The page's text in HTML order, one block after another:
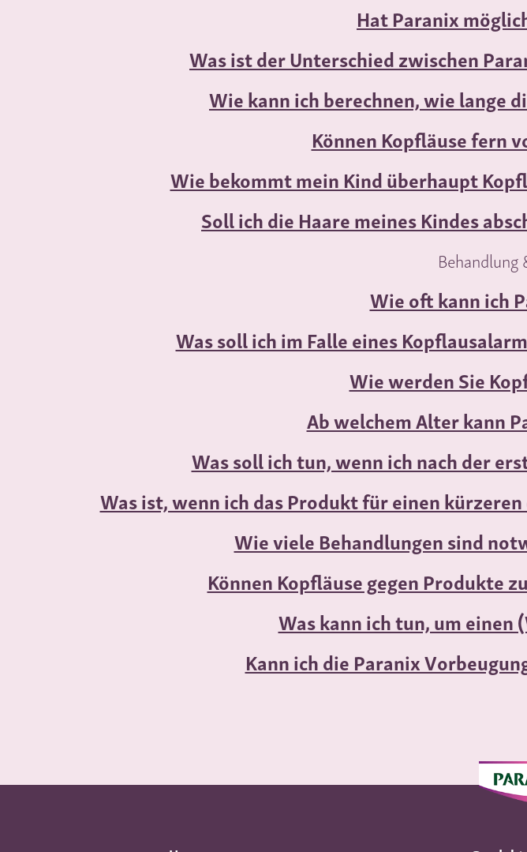
Hat Paranix
Was ist der Unterschied zwischen
Wie kann ich berechnen, wie lange
Können Kopfläuse fern
Wie bekommt mein Kind überhaupt
Soll ich die Haare meines Kindes
Wie oft kann ich
Was soll ich im Falle eines
Wie werden Sie
Ab welchem Alter kann
Was soll ich tun, wenn ich nach der
Was ist, wenn ich das Produkt für einen
Wie viele Behandlungen sind
Können Kopfläuse gegen Produkte
Was kann ich tun, um
Kann ich die Paranix